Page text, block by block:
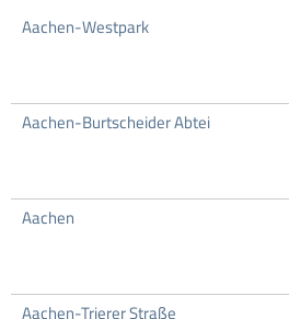
Aachen-Westpark
Aachen-Burtscheider Abtei
Aachen
Aachen-Trierer Straße